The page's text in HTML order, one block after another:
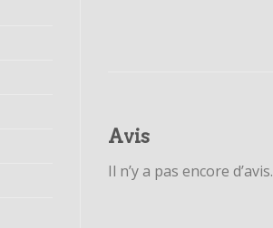
Avis
Il n’y a pas encore d’avis.